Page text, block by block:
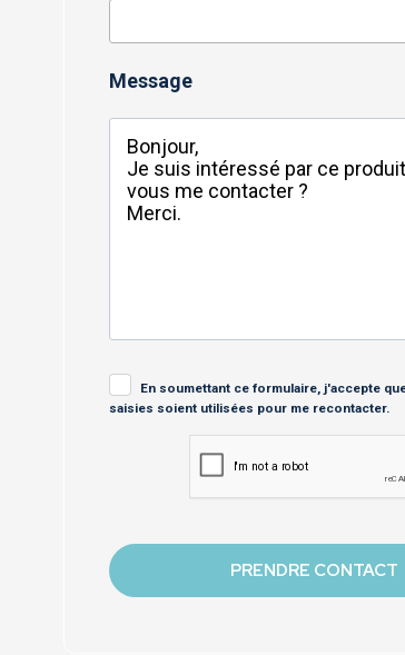
Message
En soumettant ce formulaire, j'accepte
saisies soient utilisées pour me recontacter.